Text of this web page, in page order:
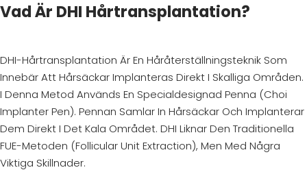
Vad Är DHI Hårtransplantation?
DHI-Hårtransplantation Är En Håråterställningsteknik Som
Innebär Att Hårsäckar Implanteras Direkt I Skalliga Områden.
I Denna Metod Används En Specialdesignad Penna (Choi
Implanter Pen). Pennan Samlar In Hårsäckar Och Implanterar
Dem Direkt I Det Kala Området. DHI Liknar Den Traditionella
FUE-Metoden (Follicular Unit Extraction), Men Med Några
Viktiga Skillnader.